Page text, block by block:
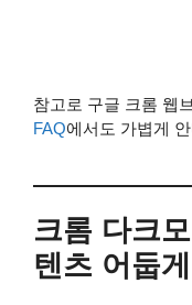
참고로 구글 크롬 웹
FAQ에서도 가볍게
크롬 다크
텐츠 어둡